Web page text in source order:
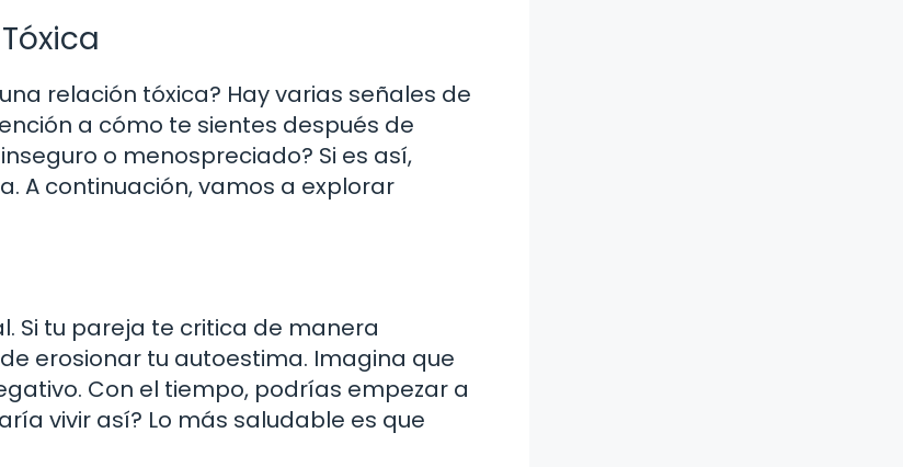
relación tóxica? Hay varias señales de
a cómo te sientes después de
o menospreciado? Si es así,
A continuación, vamos a explorar
Si tu pareja te critica de manera
erosionar tu autoestima. Imagina que
Con el tiempo, podrías empezar a
vivir así? Lo más saludable es que